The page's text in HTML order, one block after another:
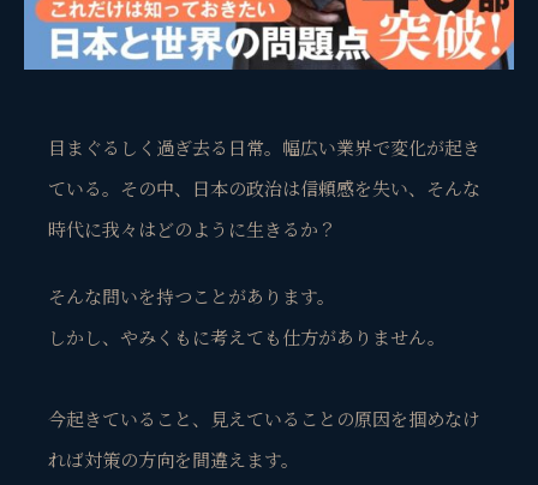
目まぐるしく過ぎ去る日常。幅広い業界で変化が起き
ている。その中、日本の政治は信頼感を失い、そんな
時代に我々はどのように生きるか？
そんな問いを持つことがあります。
しかし、やみくもに考えても仕方がありません。
今起きていること、見えていることの原因を掴めなけ
れば対策の方向を間違えます。